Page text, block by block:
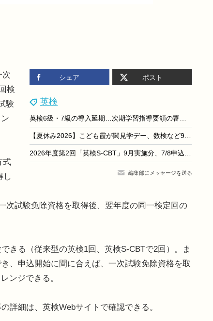
シェア ポスト
英検
英検6級・7級の導入延期…次期学習指導要領の審議踏まえ見直し
【夏休み2026】こども霞が関見学デー、数検など9団体が「検定体験」7/29・30
2026年度第2回「英検S-CBT」9月実施分、7/8申込開始
編集部にメッセージを送る
次
検
験
式
し
次試験免除資格を取得後、翌年度の同一検定回の
きる（従来型の英検1回、英検S-CBTで2回）。ま
、申込開始に間に合えば、一次試験免除資格を取
ンジできる。
詳細は、英検Webサイトで確認できる。